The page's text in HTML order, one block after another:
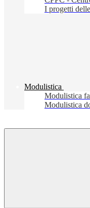
I progetti
Modulistica
Modulistica
Modulistica